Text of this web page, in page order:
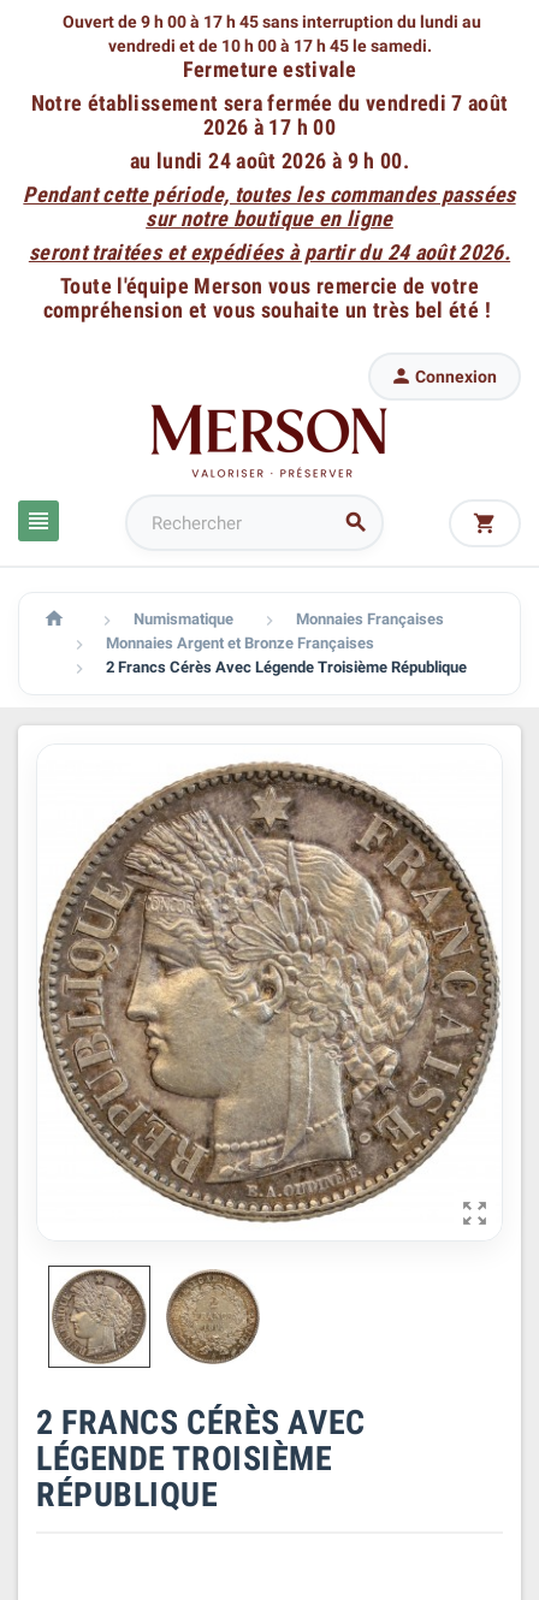
Ouvert de 9 h 00 à 17 h 45 sans interruption du lundi au
vendredi et de 10 h 00 à 17 h 45 le samedi.
Fermeture estivale
Notre établissement sera fermée du vendredi 7 août
2026 à 17 h 00
au lundi 24 août 2026 à 9 h 00.
Pendant cette période, toutes les commandes passées
sur notre boutique en ligne
seront traitées et expédiées à partir du 24 août 2026.
Toute l'équipe Merson vous remercie de votre
compréhension et vous souhaite un très bel été !
 
 Connexion

  Numismatique  Monnaies Françaises
 Monnaies Argent et Bronze Françaises
 2 Francs Cérès Avec Légende Troisième République

2 FRANCS CÉRÈS AVEC
LÉGENDE TROISIÈME
RÉPUBLIQUE